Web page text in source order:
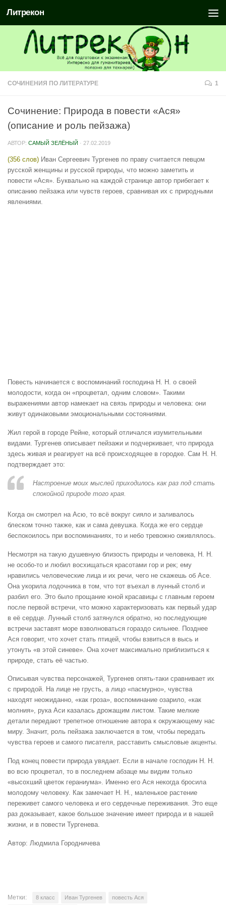
Литрекон
СОЧИНЕНИЯ ПО ЛИТЕРАТУРЕ 1
Сочинение: Природа в повести «Ася»
(описание и роль пейзажа)
АВТОР: САМЫЙ ЗЕЛЁНЫЙ · 27.02.2019
(356 слов) Иван Сергеевич Тургенев по праву считается певцом
русской женщины и русской природы, что можно заметить и
повести «Ася». Буквально на каждой странице автор прибегает к
описанию пейзажа или чувств героев, сравнивая их с природными
явлениями.
Повесть начинается с воспоминаний господина Н. Н. о своей
молодости, когда он «процветал, одним словом». Такими
выражениями автор намекает на связь природы и человека: они
живут одинаковыми эмоциональными состояниями.
Жил герой в городе Рейне, который отличался изумительными
видами. Тургенев описывает пейзажи и подчеркивает, что природа
здесь живая и реагирует на всё происходящее в городке. Сам Н. Н.
подтверждает это:
Настроение моих мыслей приходилось как раз под стать
спокойной природе того края.
Когда он смотрел на Асю, то всё вокруг сияло и заливалось
блеском точно также, как и сама девушка. Когда же его сердце
беспокоилось при воспоминаниях, то и небо тревожно оживлялось.
Несмотря на такую душевную близость природы и человека, Н. Н.
не особо-то и любил восхищаться красотами гор и рек; ему
нравились человеческие лица и их речи, чего не скажешь об Асе.
Она укорила лодочника в том, что тот въехал в лунный столб и
разбил его. Это было прощание юной красавицы с главным героем
после первой встречи, что можно характеризовать как первый удар
в её сердце. Лунный столб затянулся обратно, но последующие
встречи заставят море взволноваться гораздо сильнее. Позднее
Ася говорит, что хочет стать птицей, чтобы взвиться в высь и
утонуть «в этой синеве». Она хочет максимально приблизиться к
природе, стать её частью.
Описывая чувства персонажей, Тургенев опять-таки сравнивает их
с природой. На лице не грусть, а лицо «пасмурно», чувства
находят неожиданно, «как гроза», воспоминание озарило, «как
молния», рука Аси казалась дрожащим листом. Такие мелкие
детали передают трепетное отношение автора к окружающему нас
миру. Значит, роль пейзажа заключается в том, чтобы передать
чувства героев и самого писателя, расставить смысловые акценты.
Под конец повести природа увядает. Если в начале господин Н. Н.
во всю процветал, то в последнем абзаце мы видим только
«высохший цветок гераниума». Именно его Ася некогда бросила
молодому человеку. Как замечает Н. Н., маленькое растение
переживет самого человека и его сердечные переживания. Это еще
раз доказывает, какое большое значение имеет природа и в нашей
жизни, и в повести Тургенева.
Автор: Людмила Городничева
Метки: 8 класс Иван Тургенев повесть Ася